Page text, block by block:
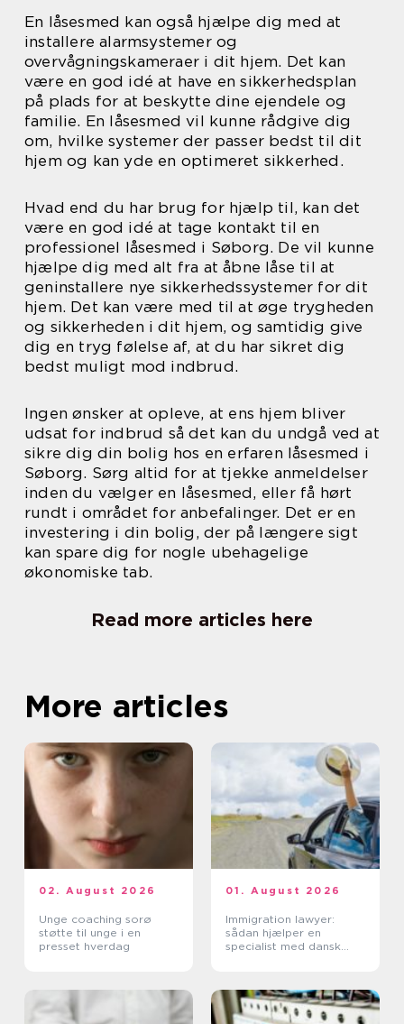
En låsesmed kan også hjælpe dig med at
installere alarmsystemer og
overvågningskameraer i dit hjem. Det kan
være en god idé at have en sikkerhedsplan
på plads for at beskytte dine ejendele og
familie. En låsesmed vil kunne rådgive dig
om, hvilke systemer der passer bedst til dit
hjem og kan yde en optimeret sikkerhed.
Hvad end du har brug for hjælp til, kan det
være en god idé at tage kontakt til en
professionel låsesmed i Søborg. De vil kunne
hjælpe dig med alt fra at åbne låse til at
geninstallere nye sikkerhedssystemer for dit
hjem. Det kan være med til at øge trygheden
og sikkerheden i dit hjem, og samtidig give
dig en tryg følelse af, at du har sikret dig
bedst muligt mod indbrud.
Ingen ønsker at opleve, at ens hjem bliver
udsat for indbrud så det kan du undgå ved at
sikre dig din bolig hos en erfaren låsesmed i
Søborg. Sørg altid for at tjekke anmeldelser
inden du vælger en låsesmed, eller få hørt
rundt i området for anbefalinger. Det er en
investering i din bolig, der på længere sigt
kan spare dig for nogle ubehagelige
økonomiske tab.
Read more articles here
More articles
02. August 2026
Unge coaching sorø
støtte til unge i en
presset hverdag
01. August 2026
Immigration lawyer:
sådan hjælper en
specialist med dansk